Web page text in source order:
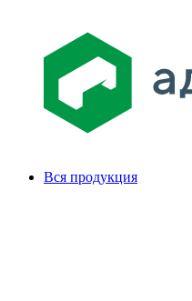
Вся продукция